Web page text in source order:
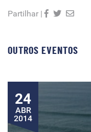
Partilhar |
OUTROS EVENTOS
24
ABR
2014